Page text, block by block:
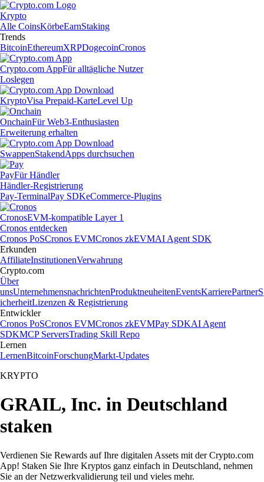
Krypto
Alle CoinsKörbeEarnStaking
Trends
BitcoinEthereumXRPDogecoinCronos
Crypto.com AppFür alltägliche Nutzer
Loslegen
KryptoVisa Prepaid-KarteLevel Up
OnchainFür Web3-Enthusiasten
Erweiterung erhalten
SwappenStakendApps durchsuchen
PayFür Händler
Händler-Registrierung
Pay-TerminalPay SDKeCommerce-Plugins
CronosEVM-kompatible Layer 1
Cronos entdecken
Cronos PoSCronos EVMCronos zkEVMAI Agent SDK
Erkunden
AffiliateInstitutionenVerwahrung
Crypto.com
Über
unsUnternehmensnachrichtenProduktneuheitenEventsKarrierePartnerS
icherheitLizenzen & Registrierung
Entwickler
Cronos PoSCronos EVMCronos zkEVMPay SDKAI Agent
SDKMCP ServersTrading Skill Repo
Lernen
LernenBitcoinForschungMarkt-Updates
KRYPTO
GRAIL, Inc. in Deutschland
staken
Verdienen Sie Rewards auf Ihre digitalen Assets mit der Crypto.com
App! Staken Sie Ihre Kryptos ganz einfach in Deutschland, nehmen
Sie an der Netzwerkvalidierung teil und vieles mehr.